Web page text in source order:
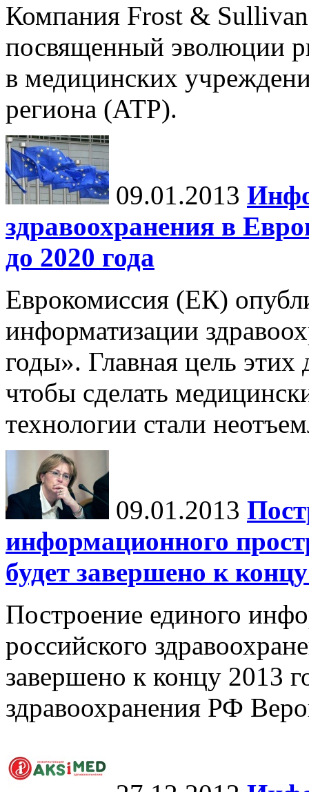
Компания Frost &
посвященный эволюции
в медицинских
региона (АТР).
09.01.2013
здравоохранения в
до 2020 года
Еврокомиссия (ЕК)
информатизации
годы». Главная цель этих
чтобы сделать
технологии стали
09.01.2013
информационного
будет завершено к
Построение единого
российского
завершено к концу 2013
здравоохранения РФ